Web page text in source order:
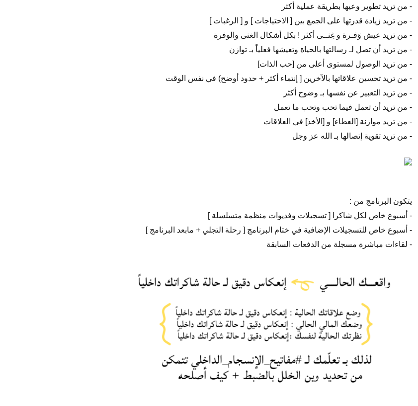
- من تريد تطوير وعيها بطريقة عملية أكثر
- من تريد زيادة قدرتها على الجمع بين [ الاحتياجات ] و [ الرغبات ]
- من تريد عيش وَفـرة و غِنــى أكثر ! بكل أشكال الغنى والوفرة
- من تريد أن تصل لـ رسالتها بالحياة وتعيشها فعلياً بـ توازن
- من تريد الوصول لمستوى أعلى من [حب الذات]
- من تريد تحسين علاقاتها بالآخرين [ إنتماء أكثر + حدود أوضح) في نفس الوقت
- من تريد التعبير عن نفسها بـ وضوح أكثر
- من تريد أن تعمل فيما تحب وتحب ما تعمل
- من تريد موازنة [العطاء] و [الأخذ] في العلاقات
- من تريد تقوية إتصالها بـ الله عز وجل
يتكون البرنامج من :
- أسبوع خاص لكل شاكرا [ تسجيلات وفديوات منظمة متسلسلة ]
- أسبوع خاص للتسجيلات الإضافية في ختام البرنامج [ رحلة التجلي + مابعد البرنامج ]
- لقاءات مباشرة مسجلة من الدفعات السابقة